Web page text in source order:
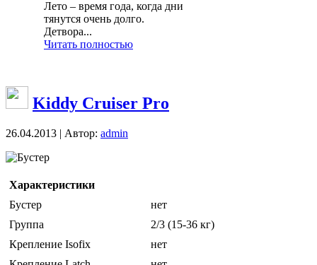
Лето – время года, когда дни
тянутся очень долго.
Детвора...
Читать полностью
Kiddy Cruiser Pro
26.04.2013 | Автор: admin
Бустер
Характеристики
Бустер
нет
Группа
2/3 (15-36 кг)
Крепление Isofix
нет